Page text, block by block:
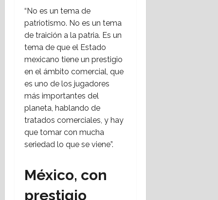
“No es un tema de
patriotismo. No es un tema
de traición a la patria. Es un
tema de que el Estado
mexicano tiene un prestigio
en el ámbito comercial, que
es uno de los jugadores
más importantes del
planeta, hablando de
tratados comerciales, y hay
que tomar con mucha
seriedad lo que se viene”.
México, con
prestigio